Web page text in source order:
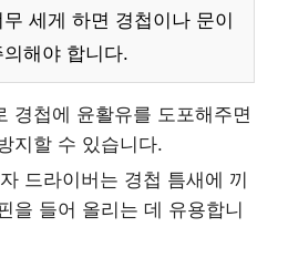
세게 하면 경첩이나 문이
해야 합니다.
경첩에 윤활유를 도포해주면
지할 수 있습니다.
드라이버는 경첩 틈새에 끼
을 들어 올리는 데 유용합니